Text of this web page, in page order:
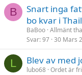
B
Snart inga
bo kvar i
BaBoo Allmänt
Svar 97 30 Mars
L Blev av med
lubo68 Ordet är